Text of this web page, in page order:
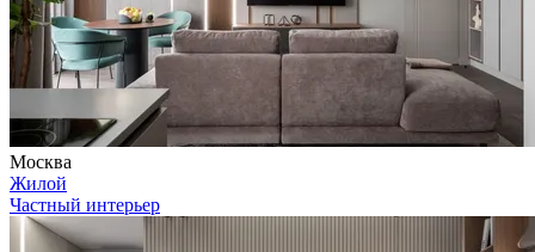
Москва
Жилой
Частный интерьер